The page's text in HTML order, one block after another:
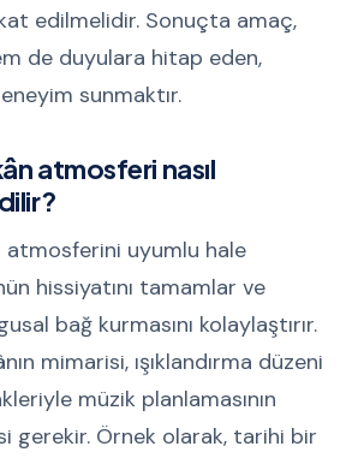
edilmelidir. Sonuçta amaç,
de duyulara hitap eden,
sunmaktır.
atmosferi nasıl
atmosferini uyumlu hale
hissiyatını tamamlar ve
bağ kurmasını kolaylaştırır.
mimarisi, ışıklandırma düzeni
müzik planlamasının
gerekir. Örnek olarak, tarihi bir